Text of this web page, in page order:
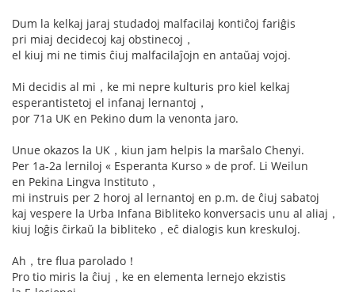
Dum la kelkaj jaraj studadoj malfacilaj kontiĉoj fariĝis
pri miaj decidecoj kaj obstinecoj，
el kiuj mi ne timis ĉiuj malfacilaĵojn en antaŭaj vojoj.
Mi decidis al mi，ke mi nepre kulturis pro kiel kelkaj
esperantistetoj el infanaj lernantoj，
por 71a UK en Pekino dum la venonta jaro.
Unue okazos la UK，kiun jam helpis la marŝalo Chenyi.
Per 1a-2a lerniloj « Esperanta Kurso » de prof. Li Weilun
en Pekina Lingva Instituto，
mi instruis per 2 horoj al lernantoj en p.m. de ĉiuj sabatoj
kaj vespere la Urba Infana Bibliteko konversacis unu al aliaj，
kiuj loĝis ĉirkaŭ la bibliteko，eĉ dialogis kun kreskuloj.
Ah，tre flua parolado！
Pro tio miris la ĉiuj，ke en elementa lernejo ekzistis